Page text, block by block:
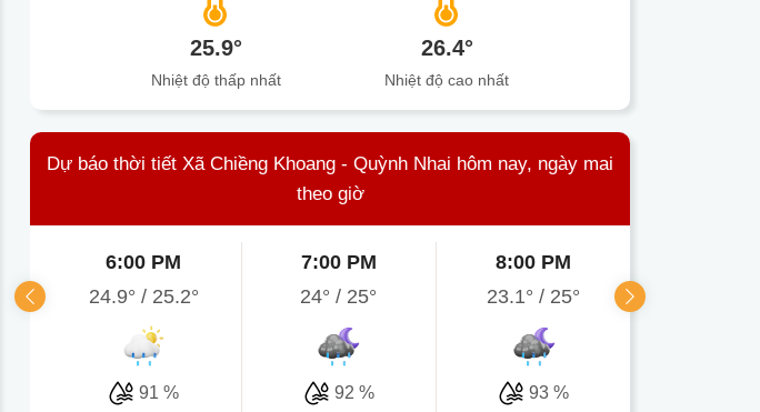
25.9°
Nhiệt độ thấp nhất
26.4°
Nhiệt độ cao nhất
Dự báo thời tiết Xã Chiềng Khoang - Quỳnh Nhai hôm nay, ngày mai
theo giờ
6:00 PM
24.9° / 25.2°
91 %
7:00 PM
24°/ 25°
92 %
8:00 PM
23.1°/ 25°
93 %